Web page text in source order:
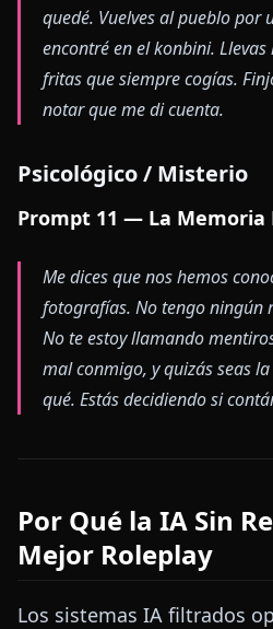
quedé. Vuelves al pueblo por
encontré en el konbini.
fritas que siempre cogías.
notar que me di cuenta.
Psicológico / Misterio
Prompt 11 — La Memoria
Me dices que nos hemos
fotografías. No tengo ningún
No te estoy llamando
mal conmigo, y quizás seas
qué. Estás decidiendo si
Por Qué la IA Sin
Mejor Roleplay
Los sistemas IA filtrados